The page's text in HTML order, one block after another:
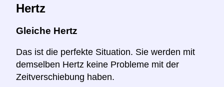
Hertz
Gleiche Hertz
Das ist die perfekte Situation. Sie werden mit
demselben Hertz keine Probleme mit der
Zeitverschiebung haben.